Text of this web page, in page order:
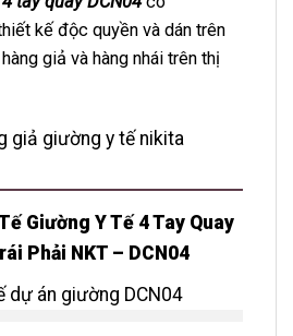
kế độc quyền và dán trên
giả và hàng nhái trên thị
Giường Y Tế 4 Tay Quay
Phải NKT – DCN04